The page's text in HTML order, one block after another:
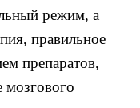
режим, а
правильное
препаратов,
мозгового